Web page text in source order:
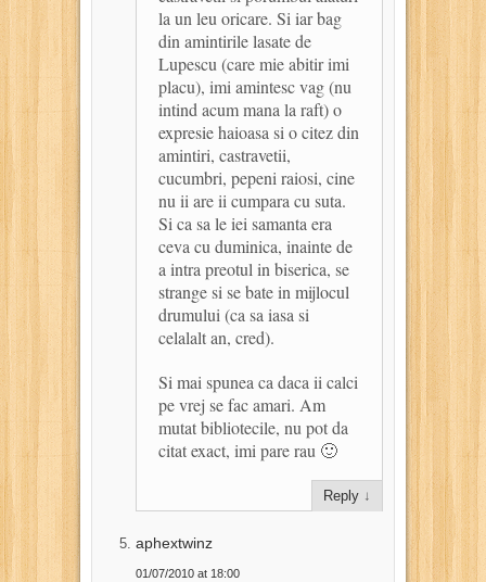
la un leu oricare. Si iar bag
din amintirile lasate de
Lupescu (care mie abitir imi
placu), imi amintesc vag (nu
intind acum mana la raft) o
expresie haioasa si o citez din
amintiri, castravetii,
cucumbri, pepeni raiosi, cine
nu ii are ii cumpara cu suta.
Si ca sa le iei samanta era
ceva cu duminica, inainte de
a intra preotul in biserica, se
strange si se bate in mijlocul
drumului (ca sa iasa si
celalalt an, cred).
Si mai spunea ca daca ii calci
pe vrej se fac amari. Am
mutat bibliotecile, nu pot da
citat exact, imi pare rau 🙂
Reply ↓
aphextwinz
01/07/2010 at 18:00